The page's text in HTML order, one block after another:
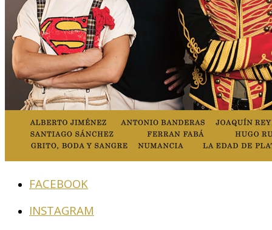
FACEBOOK
INSTAGRAM